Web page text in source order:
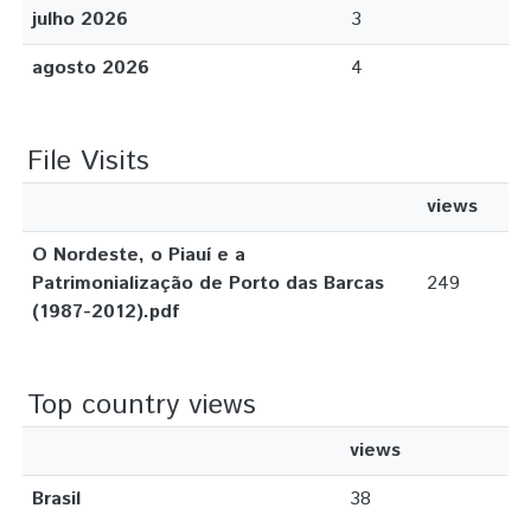
julho 2026
3
agosto 2026
4
File Visits
views
O Nordeste, o Piauí e a
Patrimonialização de Porto das Barcas
(1987-2012).pdf
249
Top country views
views
Brasil
38